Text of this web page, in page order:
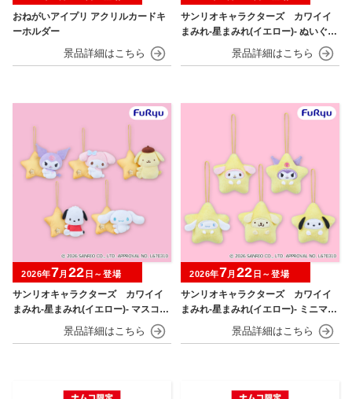
おねがいアイプリ アクリルカードキ
ーホルダー
サンリオキャラクターズ カワイイ
まみれ-星まみれ(イエロー)- ぬいぐる
サンリオキャラクターズ カワイイ
まみれ-星まみれ(イエロー)- マスコッ
2026年7月 22 日～登場
サンリオキャラクターズ カワイイ
まみれ-星まみれ(イエロー)- ミニマス
2026年7月 22 日～登場